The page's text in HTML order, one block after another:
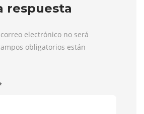
respuesta
electrónico no será
obligatorios están